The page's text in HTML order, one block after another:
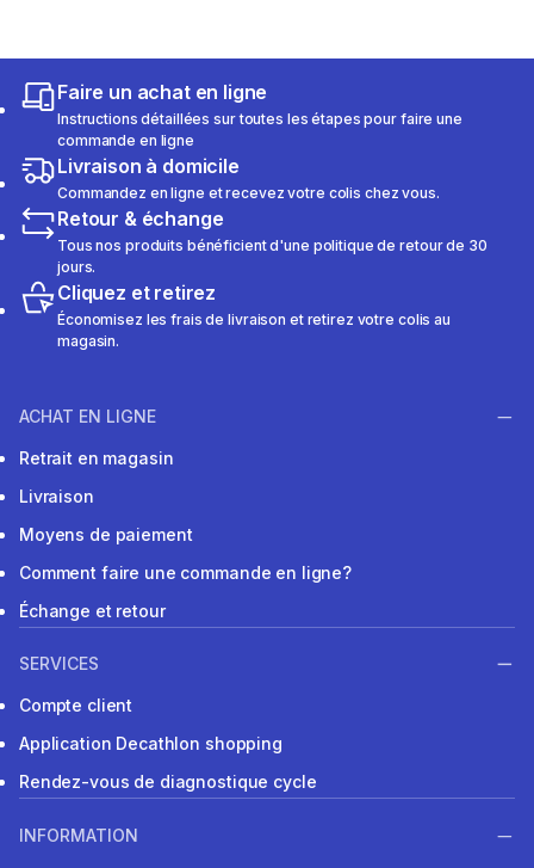
Faire un achat en ligne
Instructions détaillées sur toutes les étapes pour faire une
commande en ligne
Livraison à domicile
Commandez en ligne et recevez votre colis chez vous.
Retour & échange
Tous nos produits bénéficient d'une politique de retour de 30
jours.
Cliquez et retirez
Économisez les frais de livraison et retirez votre colis au
magasin.
ACHAT EN LIGNE
Retrait en magasin
Livraison
Moyens de paiement
Comment faire une commande en ligne?
Échange et retour
SERVICES
Compte client
Application Decathlon shopping
Rendez-vous de diagnostique cycle
INFORMATION